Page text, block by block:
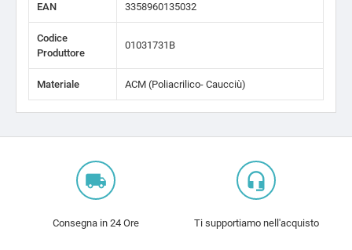
EAN 3358960135032
Codice
Produttore
01031731B
Materiale ACM (Poliacrilico- Caucciù)
local_shipping
Consegna in 24 Ore
headset_mic
Ti supportiamo nell'acquisto